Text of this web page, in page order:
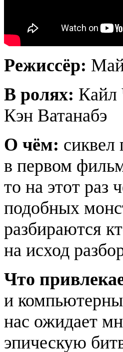
Режиссёр:
В ролях: Кайл
Кэн Ватанабэ
О чём: сиквел
в первом
то на этот раз
подобных
разбираются
на исход
Что
и
нас ожидает
эпическую